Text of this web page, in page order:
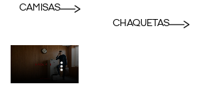
CAMISAS
CHAQUETAS